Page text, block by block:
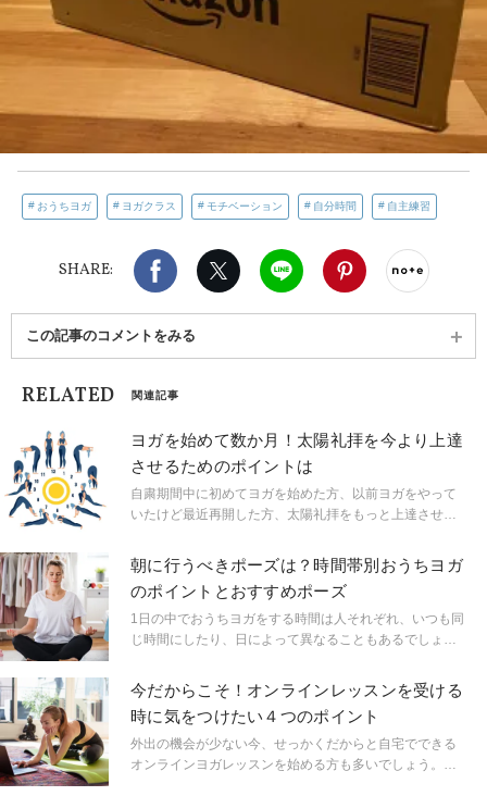
おうちヨガ ヨガクラス モチベーション 自分時間 自主練習
SHARE:
Facebook X（旧twitter）
LINE Pinterest
この記事のコメントをみる
RELATED 関連記事
ヨガを始めて数か月！太陽礼拝を今より上達
させるためのポイントは
自粛期間中に初めてヨガを始めた方、以前ヨガをやって
いたけど最近再開した方、太陽礼拝をもっと上達させた
最初は付いていくことに必死だったけど、だんだんと慣
れてくる頃ではないでしょうか。今よりもっと気持ちよ
く太陽礼拝を行うには、どういった点を意識すると良い
のでしょうか。
朝に行うべきポーズは？時間帯別おうちヨガ
のポイントとおすすめポーズ
1日の中でおうちヨガをする時間は人それぞれ、いつも同
じ時間にしたり、日によって異なることもあるでしょ
ーズの一例をあげながらご紹介します。
今だからこそ！オンラインレッスンを受ける
時に気をつけたい４つのポイント
外出の機会が少ない今、せっかくだからと自宅でできる
オンラインヨガレッスンを始める方も多いでしょう。ヨ